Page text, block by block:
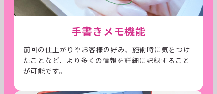
手書きメモ機能
前回の仕上がりやお客様の好み、施術時に気をつけ
たことなど、より多くの情報を詳細に記録すること
が可能です。